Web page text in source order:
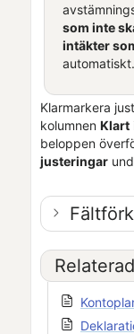
som inte
intäkter
automatiskt.
Klarmarkera
kolumnen Klart
beloppen
justeringar